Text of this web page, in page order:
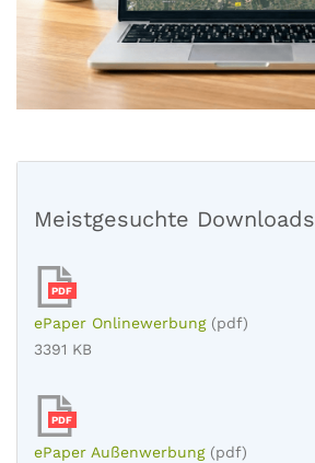
Meistgesuchte Downloads
PDF
ePaper Onlinewerbung (pdf)
3391 KB
PDF
ePaper Außenwerbung (pdf)